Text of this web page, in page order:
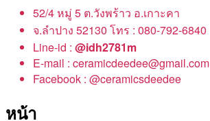
52/4 หมู่ 5 ต.วังพร้าว อ.เกาะคา
จ.ลำปาง 52130 โทร : 080-792-6840
Line-id : @idh2781m
E-mail : ceramicdeedee@gmail.com
Facebook : @ceramicsdeedee
หน้า